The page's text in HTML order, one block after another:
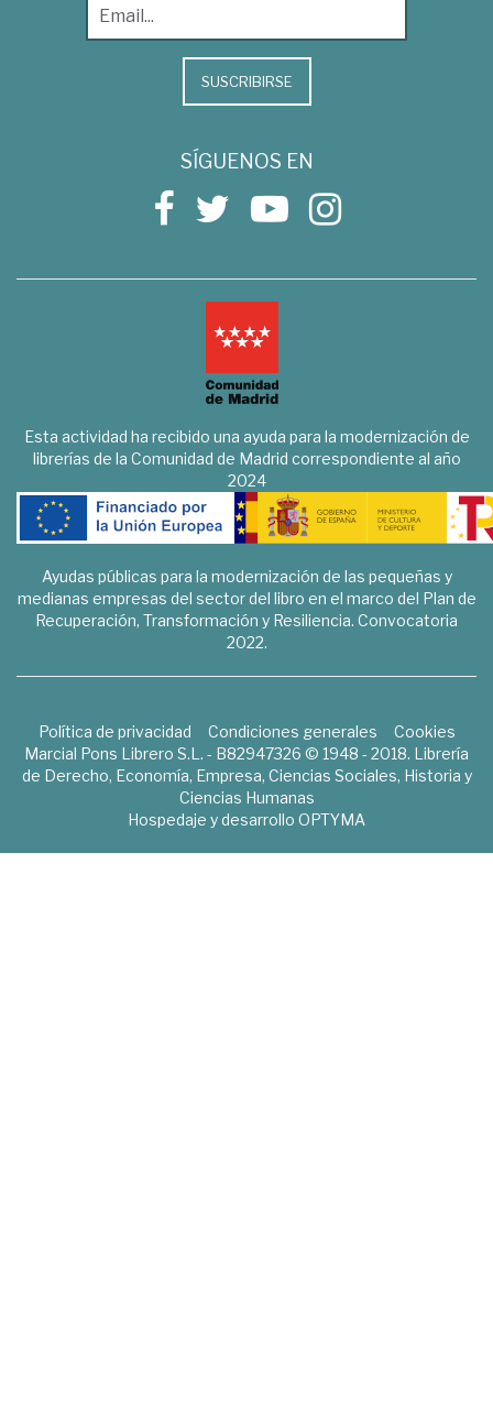
SUSCRIBIRSE
SÍGUENOS EN
Esta actividad ha recibido una ayuda para la modernización de
librerías de la Comunidad de Madrid correspondiente al año
2024
Ayudas públicas para la modernización de las pequeñas y
medianas empresas del sector del libro en el marco del Plan de
Recuperación, Transformación y Resiliencia. Convocatoria
2022.
Política de privacidad Condiciones generales
Cookies
Marcial Pons Librero S.L. - B82947326 © 1948 - 2018. Librería
de Derecho, Economía, Empresa, Ciencias Sociales, Historia y
Ciencias Humanas
Hospedaje y desarrollo OPTYMA